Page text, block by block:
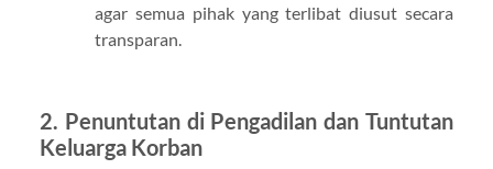
agar semua pihak yang terlibat diusut secara
transparan.
2. Penuntutan di Pengadilan dan Tuntutan
Keluarga Korban